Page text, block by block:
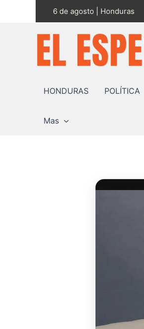
6 de agosto | Honduras
HONDURAS POLÍTICA
Mas